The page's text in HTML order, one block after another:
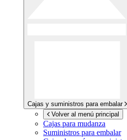
Cajas y suministros para embalar
Volver al menú principal
Cajas para mudanza
Suministros para embalar